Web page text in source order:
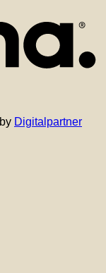
Digitalpartner